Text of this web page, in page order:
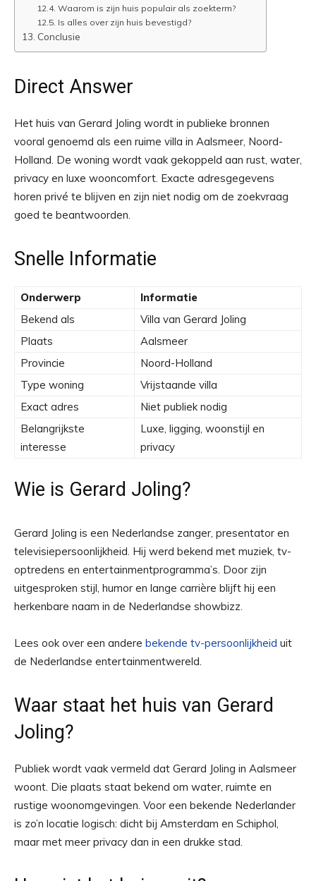
Waarom is zijn huis populair als zoekterm?
Is alles over zijn huis bevestigd?
Conclusie
Direct Answer
Het huis van Gerard Joling wordt in publieke bronnen
vooral genoemd als een ruime villa in Aalsmeer, Noord-
Holland. De woning wordt vaak gekoppeld aan rust, water,
privacy en luxe wooncomfort. Exacte adresgegevens
horen privé te blijven en zijn niet nodig om de zoekvraag
goed te beantwoorden.
Snelle Informatie
Onderwerp
Informatie
Bekend als
Villa van Gerard Joling
Plaats
Aalsmeer
Provincie
Noord-Holland
Type woning
Vrijstaande villa
Exact adres
Niet publiek nodig
Belangrijkste
interesse
Luxe, ligging, woonstijl en
privacy
Wie is Gerard Joling?
Gerard Joling is een Nederlandse zanger, presentator en
televisiepersoonlijkheid. Hij werd bekend met muziek, tv-
optredens en entertainmentprogramma’s. Door zijn
uitgesproken stijl, humor en lange carrière blijft hij een
herkenbare naam in de Nederlandse showbizz.
Lees ook over een andere bekende tv-persoonlijkheid uit
de Nederlandse entertainmentwereld.
Waar staat het huis van Gerard
Joling?
Publiek wordt vaak vermeld dat Gerard Joling in Aalsmeer
woont. Die plaats staat bekend om water, ruimte en
rustige woonomgevingen. Voor een bekende Nederlander
is zo’n locatie logisch: dicht bij Amsterdam en Schiphol,
maar met meer privacy dan in een drukke stad.